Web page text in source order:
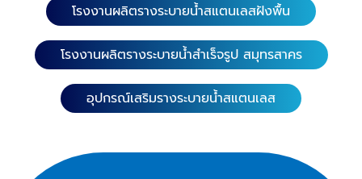
โรงงานผลิตรางระบายน้ำสแตนเลสฝังพื้น
โรงงานผลิตรางระบายน้ำสำเร็จรูป สมุทรสาคร
อุปกรณ์เสริมรางระบายน้ำสแตนเลส